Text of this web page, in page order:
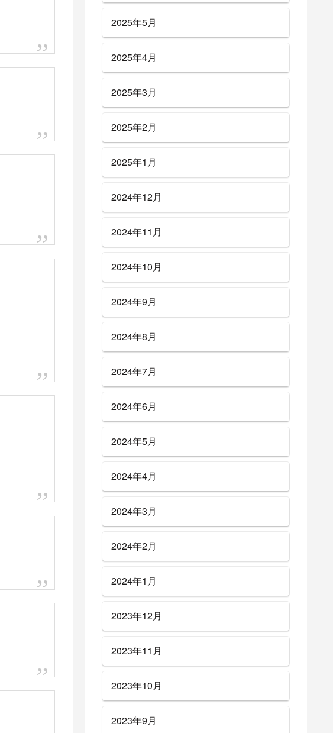
2025年5月
2025年4月
2025年3月
2025年2月
2025年1月
2024年12月
2024年11月
2024年10月
2024年9月
2024年8月
2024年7月
2024年6月
2024年5月
2024年4月
2024年3月
2024年2月
2024年1月
2023年12月
2023年11月
2023年10月
2023年9月